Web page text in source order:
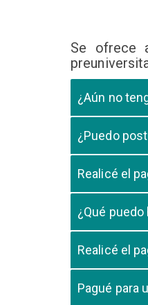
Se ofrece
¿Aún no
cursando el
¿Puedo
Realicé el
pago, debe
¿Qué
su
Realicé el
Pagué para